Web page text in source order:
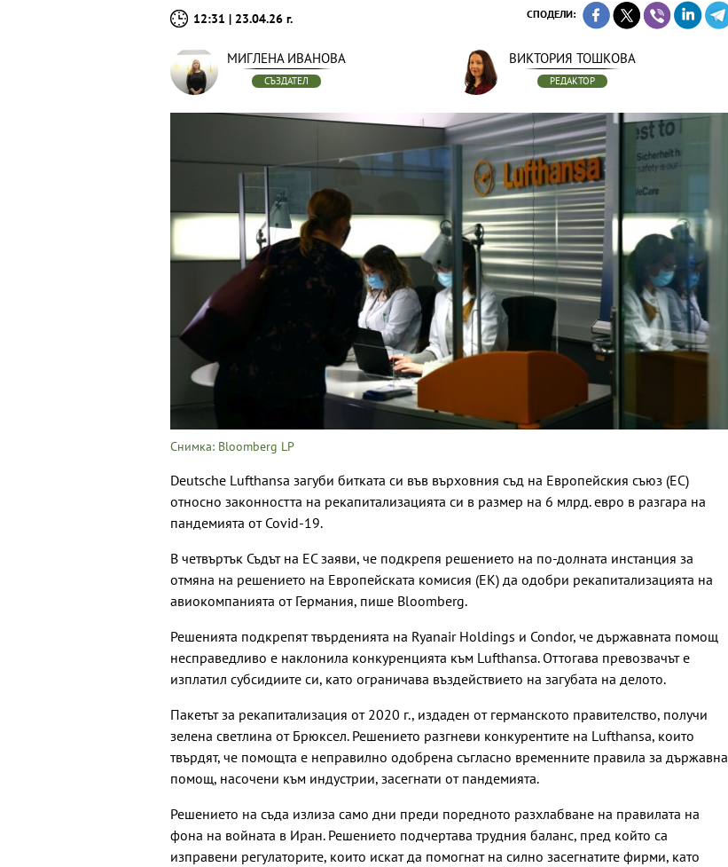
12:31 | 23.04.26 г. СПОДЕЛИ:
МИГЛЕНА ИВАНОВА
СЪЗДАТЕЛ
ВИКТОРИЯ ТОШКОВА
РЕДАКТОР
Снимка: Bloomberg LP
Deutsche Lufthansa загуби битката си във върховния съд на Европейския съюз (ЕС)
относно законността на рекапитализацията си в размер на 6 млрд. евро в разгара на
пандемията от Covid-19.
В четвъртък Съдът на ЕС заяви, че подкрепя решението на по-долната инстанция за
отмяна на решението на Европейската комисия (ЕК) да одобри рекапитализацията на
авиокомпанията от Германия, пише Bloomberg.
Решенията подкрепят твърденията на Ryanair Holdings и Condor, че държавната помощ
несправедливо е наклонила конкуренцията към Lufthansa. Оттогава превозвачът е
изплатил субсидиите си, като ограничава въздействието на загубата на делото.
Пакетът за рекапитализация от 2020 г., издаден от германското правителство, получи
зелена светлина от Брюксел. Решението разгневи конкурентите на Lufthansa, които
твърдят, че помощта е неправилно одобрена съгласно временните правила за държавна
помощ, насочени към индустрии, засегнати от пандемията.
Решението на съда излиза само дни преди поредното разхлабване на правилата на
фона на войната в Иран. Решението подчертава трудния баланс, пред който са
изправени регулаторите, които искат да помогнат на силно засегнатите фирми, като